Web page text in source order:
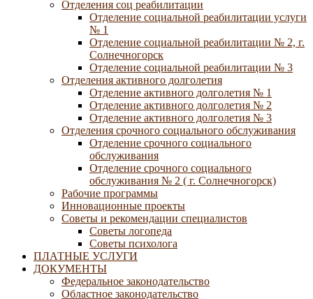
Отделения соц реабилитации
Отделение социальной реабилитации услуги
№ 1
Отделение социальной реабилитации № 2, г.
Солнечногорск
Отделение социальной реабилитации № 3
Отделения активного долголетия
Отделение активного долголетия № 1
Отделение активного долголетия № 2
Отделение активного долголетия № 3
Отделения срочного социального обслуживания
Отделение срочного социального
обслуживания
Отделение срочного социального
обслуживания № 2 ( г. Солнечногорск)
Рабочие программы
Инновационные проекты
Советы и рекомендации специалистов
Советы логопеда
Советы психолога
ПЛАТНЫЕ УСЛУГИ
ДОКУМЕНТЫ
Федеральное законодательство
Областное законодательство